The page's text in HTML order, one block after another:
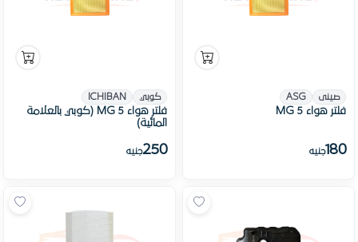
صينى ASG
فلتر هواء MG 5
180جنيه
كوبي ICHIBAN
فلتر هواء MG 5 (كوبي بالعلامة
المائية)
250جنيه